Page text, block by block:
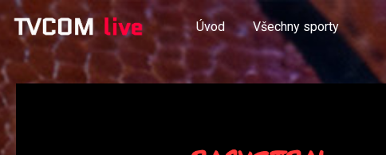
Úvod Všechny sporty